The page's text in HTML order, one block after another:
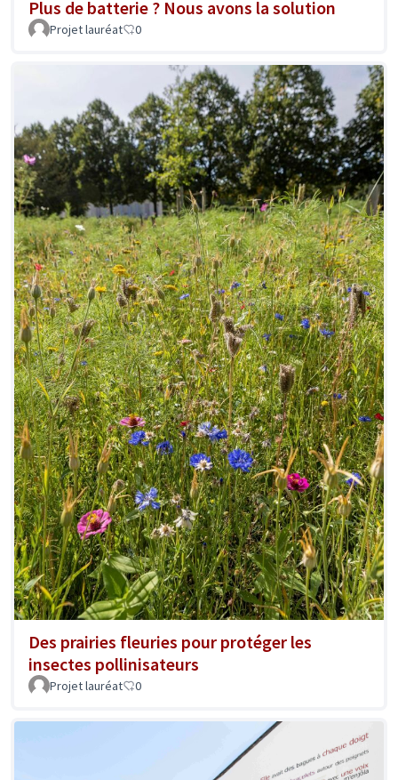
Plus de batterie ? Nous avons la solution
Projet lauréat 0
Des prairies fleuries pour protéger les
insectes pollinisateurs
Projet lauréat 0